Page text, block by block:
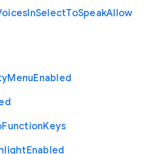
InSelectToSpeakAllow
MenuEnabled
FunctionKeys
Enabled